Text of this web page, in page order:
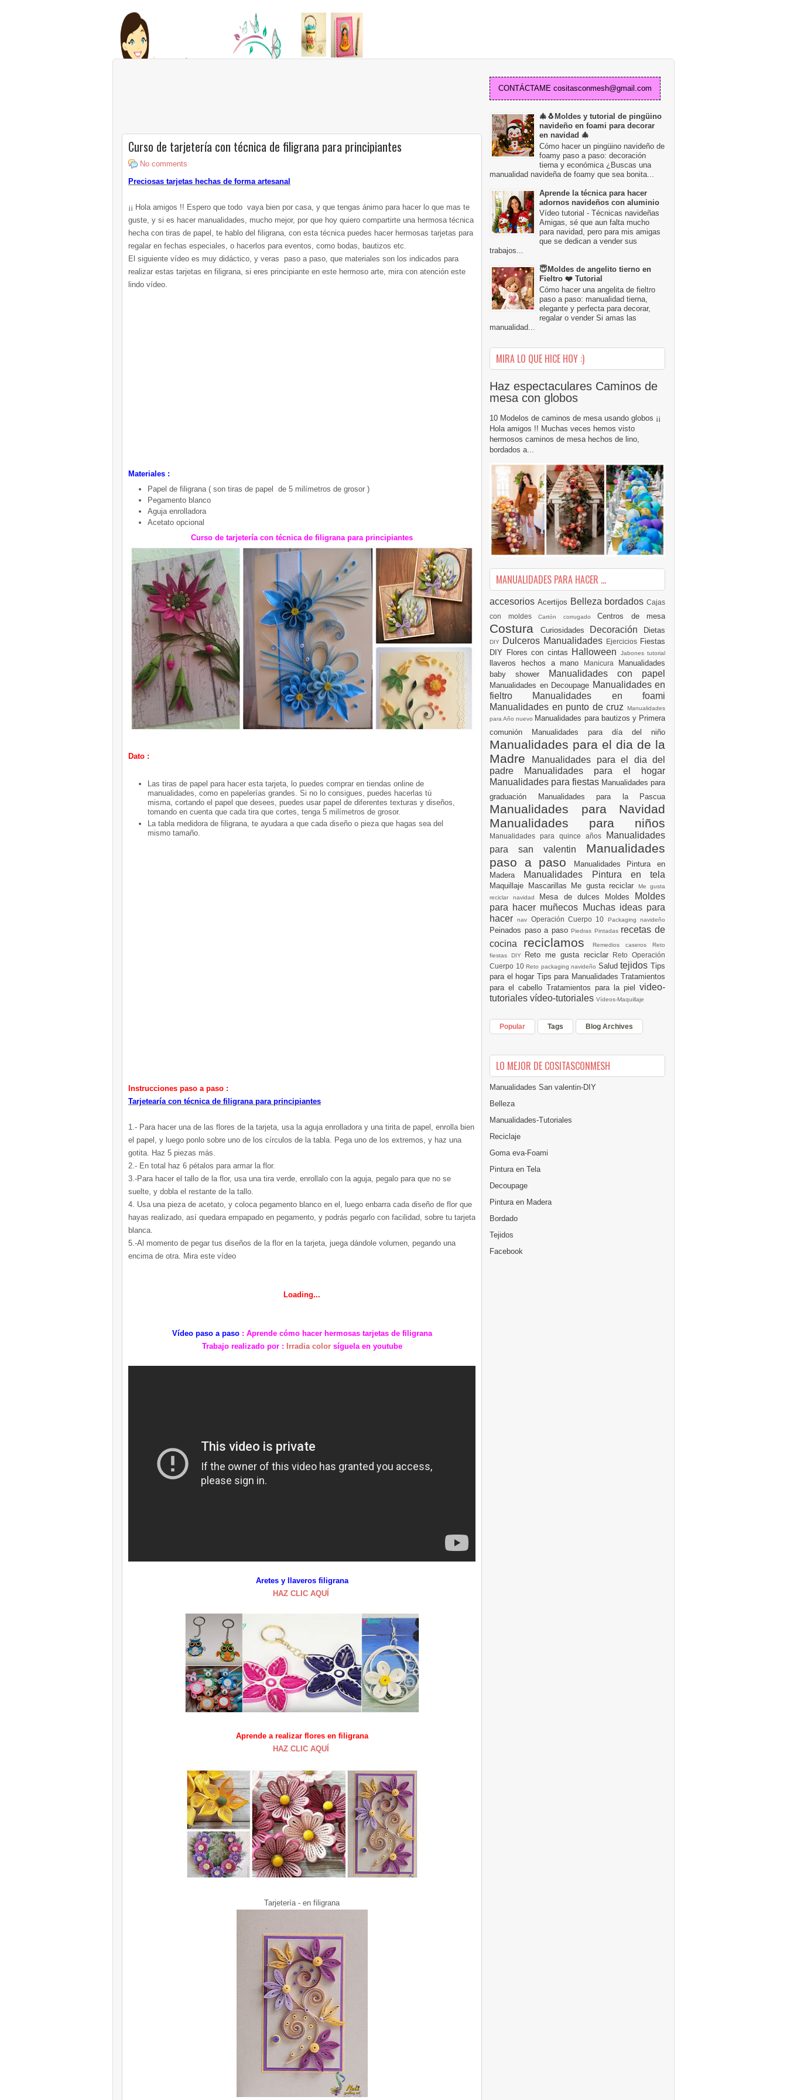
Curso de tarjetería con técnica de filigrana para principiantes
No comments
Preciosas tarjetas hechas de forma artesanal
¡¡ Hola amigos !! Espero que todo vaya bien por casa, y que tengas ánimo para hacer lo que mas te
guste, y si es hacer manualidades, mucho mejor, por que hoy quiero compartirte una hermosa técnica
hecha con tiras de papel, te hablo del filigrana, con esta técnica puedes hacer hermosas tarjetas para
regalar en fechas especiales, o hacerlos para eventos, como bodas, bautizos etc.
El siguiente vídeo es muy didáctico, y veras paso a paso, que materiales son los indicados para
realizar estas tarjetas en filigrana, si eres principiante en este hermoso arte, mira con atención este
lindo vídeo.
Materiales :
Papel de filigrana ( son tiras de papel de 5 milímetros de grosor )
Pegamento blanco
Aguja enrolladora
Acetato opcional
Curso de tarjetería con técnica de filigrana para principiantes
Dato :
Las tiras de papel para hacer esta tarjeta, lo puedes comprar en tiendas online de
manualidades, como en papelerías grandes. Si no lo consigues, puedes hacerlas tú
misma, cortando el papel que desees, puedes usar papel de diferentes texturas y diseños,
tomando en cuenta que cada tira que cortes, tenga 5 milímetros de grosor.
La tabla medidora de filigrana, te ayudara a que cada diseño o pieza que hagas sea del
mismo tamaño.
Instrucciones paso a paso :
Tarjetearíacon técnica de filigrana para principiantes
1.- Para hacer una de las flores de la tarjeta, usa la aguja enrolladora y una tirita de papel, enrolla bien
el papel, y luego ponlo sobre uno de los círculos de la tabla. Pega uno de los extremos, y haz una
gotita. Haz 5 piezas más.
2.- En total haz 6 pétalos para armar la flor.
3.-Para hacer el tallo de la flor, usa una tira verde, enrollalo con la aguja, pegalo para que no se
suelte, y dobla el restante de la tallo.
4. Usa una pieza de acetato, y coloca pegamento blanco en el, luego enbarra cada diseño de flor que
hayas realizado, así quedara empapado en pegamento, y podrás pegarlo con facilidad, sobre tu tarjeta
blanca.
5.-Al momento de pegar tus diseños de la flor en la tarjeta, juega dándole volumen, pegando una
encima de otra. Mira este vídeo
Loading...
Vídeo paso a paso : Aprende cómo hacer hermosas tarjetas de filigrana
Trabajo realizado por : Irradia colorsíguela en youtube
Aretes y llaveros filigrana
HAZ CLIC AQUÍ
Aprende a realizar flores en filigrana
HAZ CLIC AQUÍ
Tarjetería - en filigrana
CONTÁCTAME cositasconmesh@gmail.com
🎄🐧Moldes y tutorial de pingüino
navideño en foami para decorar
en navidad 🎄
Cómo hacer un pingüino navideño de
foamy paso a paso: decoración
tierna y económica ¿Buscas una
manualidad navideña de foamy que sea bonita...
Aprende la técnica para hacer
adornos navideños con aluminio
Vídeo tutorial - Técnicas navideñas
Amigas, sé que aun falta mucho
para navidad, pero para mis amigas
que se dedican a vender sus
trabajos...
😇Moldes de angelito tierno en
Fieltro ❤️ Tutorial
Cómo hacer una angelita de fieltro
paso a paso: manualidad tierna,
elegante y perfecta para decorar,
regalar o vender Si amas las
manualidad...
MIRA LO QUE HICE HOY :)
Haz espectaculares Caminos de
mesa con globos
10 Modelos de caminos de mesa usando globos ¡¡
Hola amigos !! Muchas veces hemos visto
hermosos caminos de mesa hechos de lino,
bordados a...
MANUALIDADES PARA HACER ...
accesorios Acertijos Belleza bordados Cajas
con moldes Cartón corrugado Centros de mesa
Costura Curiosidades Decoración Dietas
DIY Dulceros Manualidades Ejercicios Fiestas
DIY Flores con cintas Halloween Jabones tutorial
llaveros hechos a mano Manicura Manualidades
baby shower
Manualidades con papel
Manualidades en Decoupage Manualidades en
fieltro Manualidades en foami
Manualidades en punto de cruz
Manualidades
para Año nuevo Manualidades para bautizos y Primera
comunión Manualidades para día del niño
Manualidades para el dia de la
Madre
Manualidades para el dia del
padre
Manualidades para el hogar
Manualidades para fiestas Manualidades para
graduación Manualidades para la Pascua
Manualidades para Navidad
Manualidades para niños
Manualidades para quince años
Manualidades
para san valentin Manualidades
paso a paso
Manualidades Pintura en
Madera
Manualidades Pintura en tela
Maquillaje Mascarillas Me gusta reciclar
Me gusta
reciclar navidad Mesa de dulces Moldes
Moldes
para hacer muñecos Muchas ideas para
hacernav Operación Cuerpo 10 Packaging navideño
Peinados paso a pasoPiedras Pintadas recetas de
cocina reciclamos Remedios caseros Reto
fiestas DIY Reto me gusta reciclar
Reto Operación
Cuerpo 10Reto packaging navideño SaludtejidosTips
para el hogar Tips para Manualidades Tratamientos
para el cabello Tratamientos para la piel video-
tutoriales vídeo-tutoriales Vídeos-Maquillaje
Popular Tags Blog Archives
LO MEJOR DE COSITASCONMESH
Manualidades San valentin-DIY
Belleza
Manualidades-Tutoriales
Reciclaje
Goma eva-Foami
Pintura en Tela
Decoupage
Pintura en Madera
Bordado
Tejidos
Facebook